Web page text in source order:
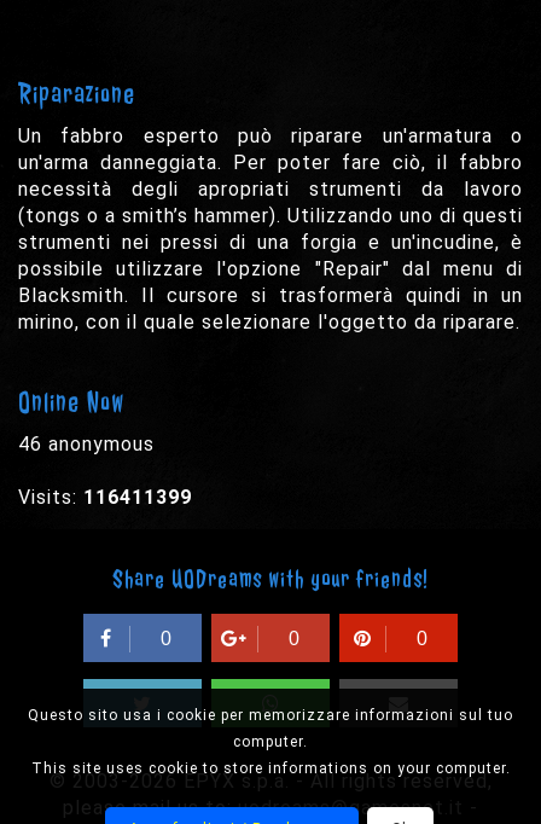
Questo sito usa i cookie per memorizzare informazioni sul tuo
computer.
This site uses cookie to store informations on your computer.
Riparazione
Un fabbro esperto può riparare un'armatura o
un'arma danneggiata. Per poter fare ciò, il fabbro
necessità degli apropriati strumenti da lavoro
(tongs o a smith’s hammer). Utilizzando uno di questi
strumenti nei pressi di una forgia e un'incudine, è
possibile utilizzare l'opzione "Repair" dal menu di
Blacksmith. Il cursore si trasformerà quindi in un
mirino, con il quale selezionare l'oggetto da riparare.
Online Now
46 anonymous
Visits: 116411399
Share UODreams with your friends!
0 0 0
© 2003-2026 EPYX s.p.a. - All rights reserved,
please mail us to:uodreams@gamesnet.it
-